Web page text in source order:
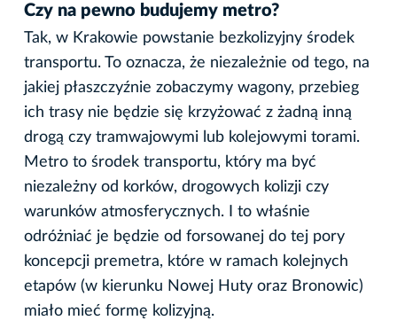
Czy na pewno budujemy metro?
Tak, w Krakowie powstanie bezkolizyjny środek
transportu. To oznacza, że niezależnie od tego, na
jakiej płaszczyźnie zobaczymy wagony, przebieg
ich trasy nie będzie się krzyżować z żadną inną
drogą czy tramwajowymi lub kolejowymi torami.
Metro to środek transportu, który ma być
niezależny od korków, drogowych kolizji czy
warunków atmosferycznych. I to właśnie
odróżniać je będzie od forsowanej do tej pory
koncepcji premetra, które w ramach kolejnych
etapów (w kierunku Nowej Huty oraz Bronowic)
miało mieć formę kolizyjną.